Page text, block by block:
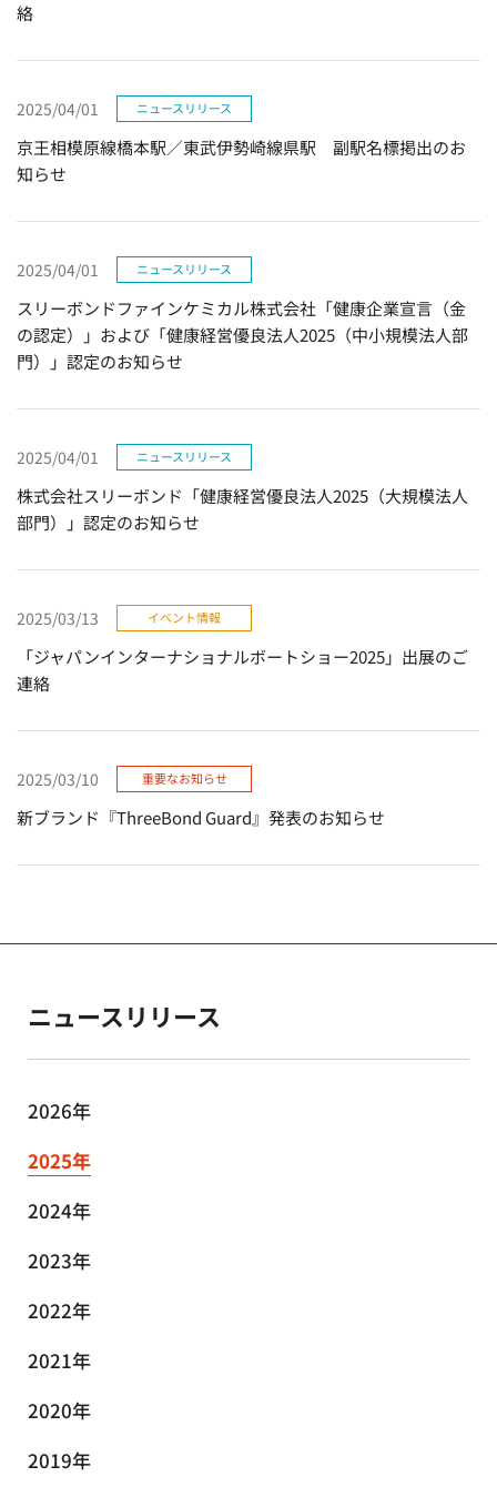
絡
2025/04/01 ニュースリリース
京王相模原線橋本駅／東武伊勢崎線県駅 副駅名標掲出のお
知らせ
2025/04/01 ニュースリリース
スリーボンドファインケミカル株式会社「健康企業宣言（金
の認定）」および「健康経営優良法人2025（中小規模法人部
門）」認定のお知らせ
2025/04/01 ニュースリリース
株式会社スリーボンド「健康経営優良法人2025（大規模法人
部門）」認定のお知らせ
2025/03/13 イベント情報
「ジャパンインターナショナルボートショー2025」出展のご
連絡
2025/03/10 重要なお知らせ
新ブランド『ThreeBond Guard』発表のお知らせ
ニュースリリース
2026年
2025年
2024年
2023年
2022年
2021年
2020年
2019年